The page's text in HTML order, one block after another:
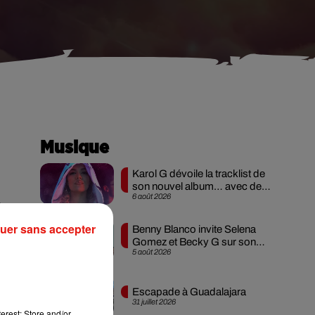
Musique
6 août 2026
Karol G dévoile la tracklist de
son nouvel album… avec des
invités...
5 août 2026
Benny Blanco invite Selena
Gomez et Becky G sur son
nouveau single
31 juillet 2026
Escapade à Guadalajara
sans accepter